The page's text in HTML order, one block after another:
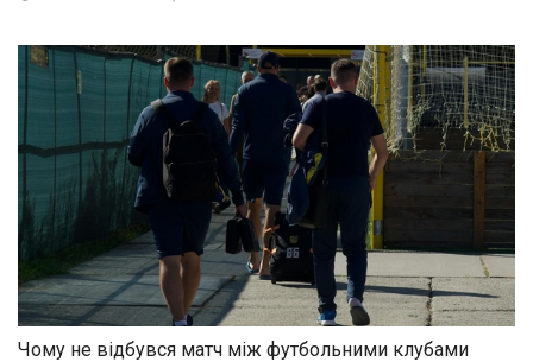
Чому не відбувся матч між футбольними клубами